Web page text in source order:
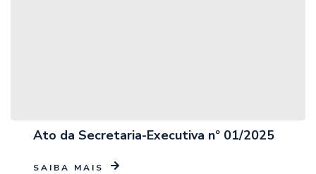
Ato da Secretaria-Executiva nº 01/2025
SAIBA MAIS